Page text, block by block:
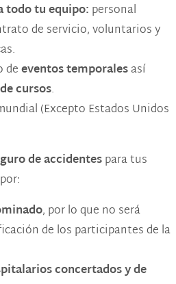
todo tu equipo: personal
de servicio, voluntarios y
deeventos temporalesasí
cursos.
(Excepto Estados Unidos
de accidentespara tus
, por lo que no será
de los participantes de la
concertados y de